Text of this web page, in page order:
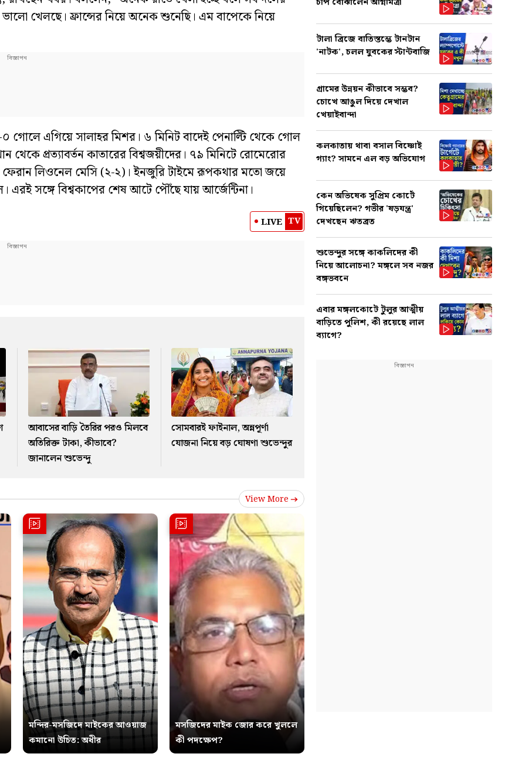
খেলছে। ফ্রান্সের নিয়ে অনেক শুনেছি। এম বাপেকে নিয়ে
০ গোলে এগিয়ে সালাহর মিশর। ৬ মিনিট বাদেই পেনাল্টি থেকে গোল
প্রত্যাবর্তন কাতারের বিশ্বজয়ীদের। ৭৯ মিনিটে রোমেরোর
ফেরান লিওনেল মেসি (২-২)। ইনজুরি টাইমে রূপকথার মতো জয়ে
সঙ্গে বিশ্বকাপের শেষ আটে পৌঁছে যায় আর্জেন্টিনা।
LIVE TV
আবাসের বাড়ি তৈরির পরও মিলবে
অতিরিক্ত টাকা, কীভাবে?
জানালেন শুভেন্দু
সোমবারই ফাইনাল, অন্নপূর্ণা
যোজনা নিয়ে বড় ঘোষণা শুভেন্দুর
View More
মন্দির-মসজিদে মাইকের আওয়াজ
কমানো উচিত: অধীর
মসজিদের মাইক জোর করে খুললে
কী পদক্ষেপ?
টালা ব্রিজে বাতিস্তম্ভে টানটান
'নাটক', চলল যুবকের স্টান্টবাজি
গ্রামের উন্নয়ন কীভাবে সম্ভব?
চোখে আঙুল দিয়ে দেখাল
খেয়াইবান্দা
কলকাতায় থাবা বসাল বিষ্ণোই
গ্যাং? সামনে এল বড় অভিযোগ
কেন অভিষেক সুপ্রিম কোর্টে
গিয়েছিলেন? গভীর 'ষড়যন্ত্র'
দেখছেন ঋতব্রত
শুভেন্দুর সঙ্গে কাকলিদের কী
নিয়ে আলোচনা? মঙ্গলে সব নজর
বঙ্গভবনে
এবার মঙ্গলকোটে টুলুর আত্মীয়
বাড়িতে পুলিশ, কী রয়েছে লাল
ব্যাগে?